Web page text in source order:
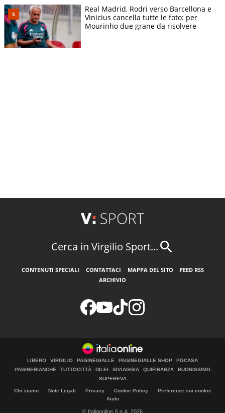
Real Madrid, Rodri verso Barcellona e
Vinicius cancella tutte le foto: per
Mourinho due grane da risolvere
Cerca in Virgilio Sport...
CONTENUTI SPECIALI CONTATTACI MAPPA DEL SITO
FEED RSS
ARCHIVIO
LIBERO VIRGILIO PAGINEGIALLE PAGINEGIALLE SHOP
PGCASA
PAGINEBIANCHE
TUTTOCITTÀ DILEI SIVIAGGIA QUIFINANZA
BUONISSIMO
SUPEREVA
Chi siamo Note Legali Privacy Cookie Policy
Preferenze sui cookie
Aiuto
© Italiaonline S.p.A. 2026